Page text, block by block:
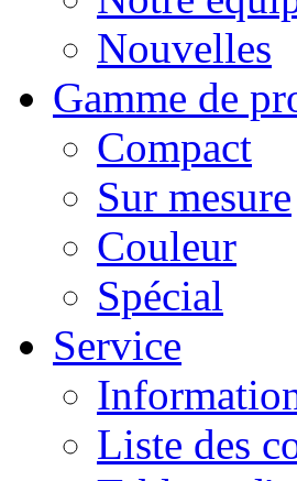
Nouvelles
Gamme de
Compact
Sur mesure
Couleur
Spécial
Service
Liste des